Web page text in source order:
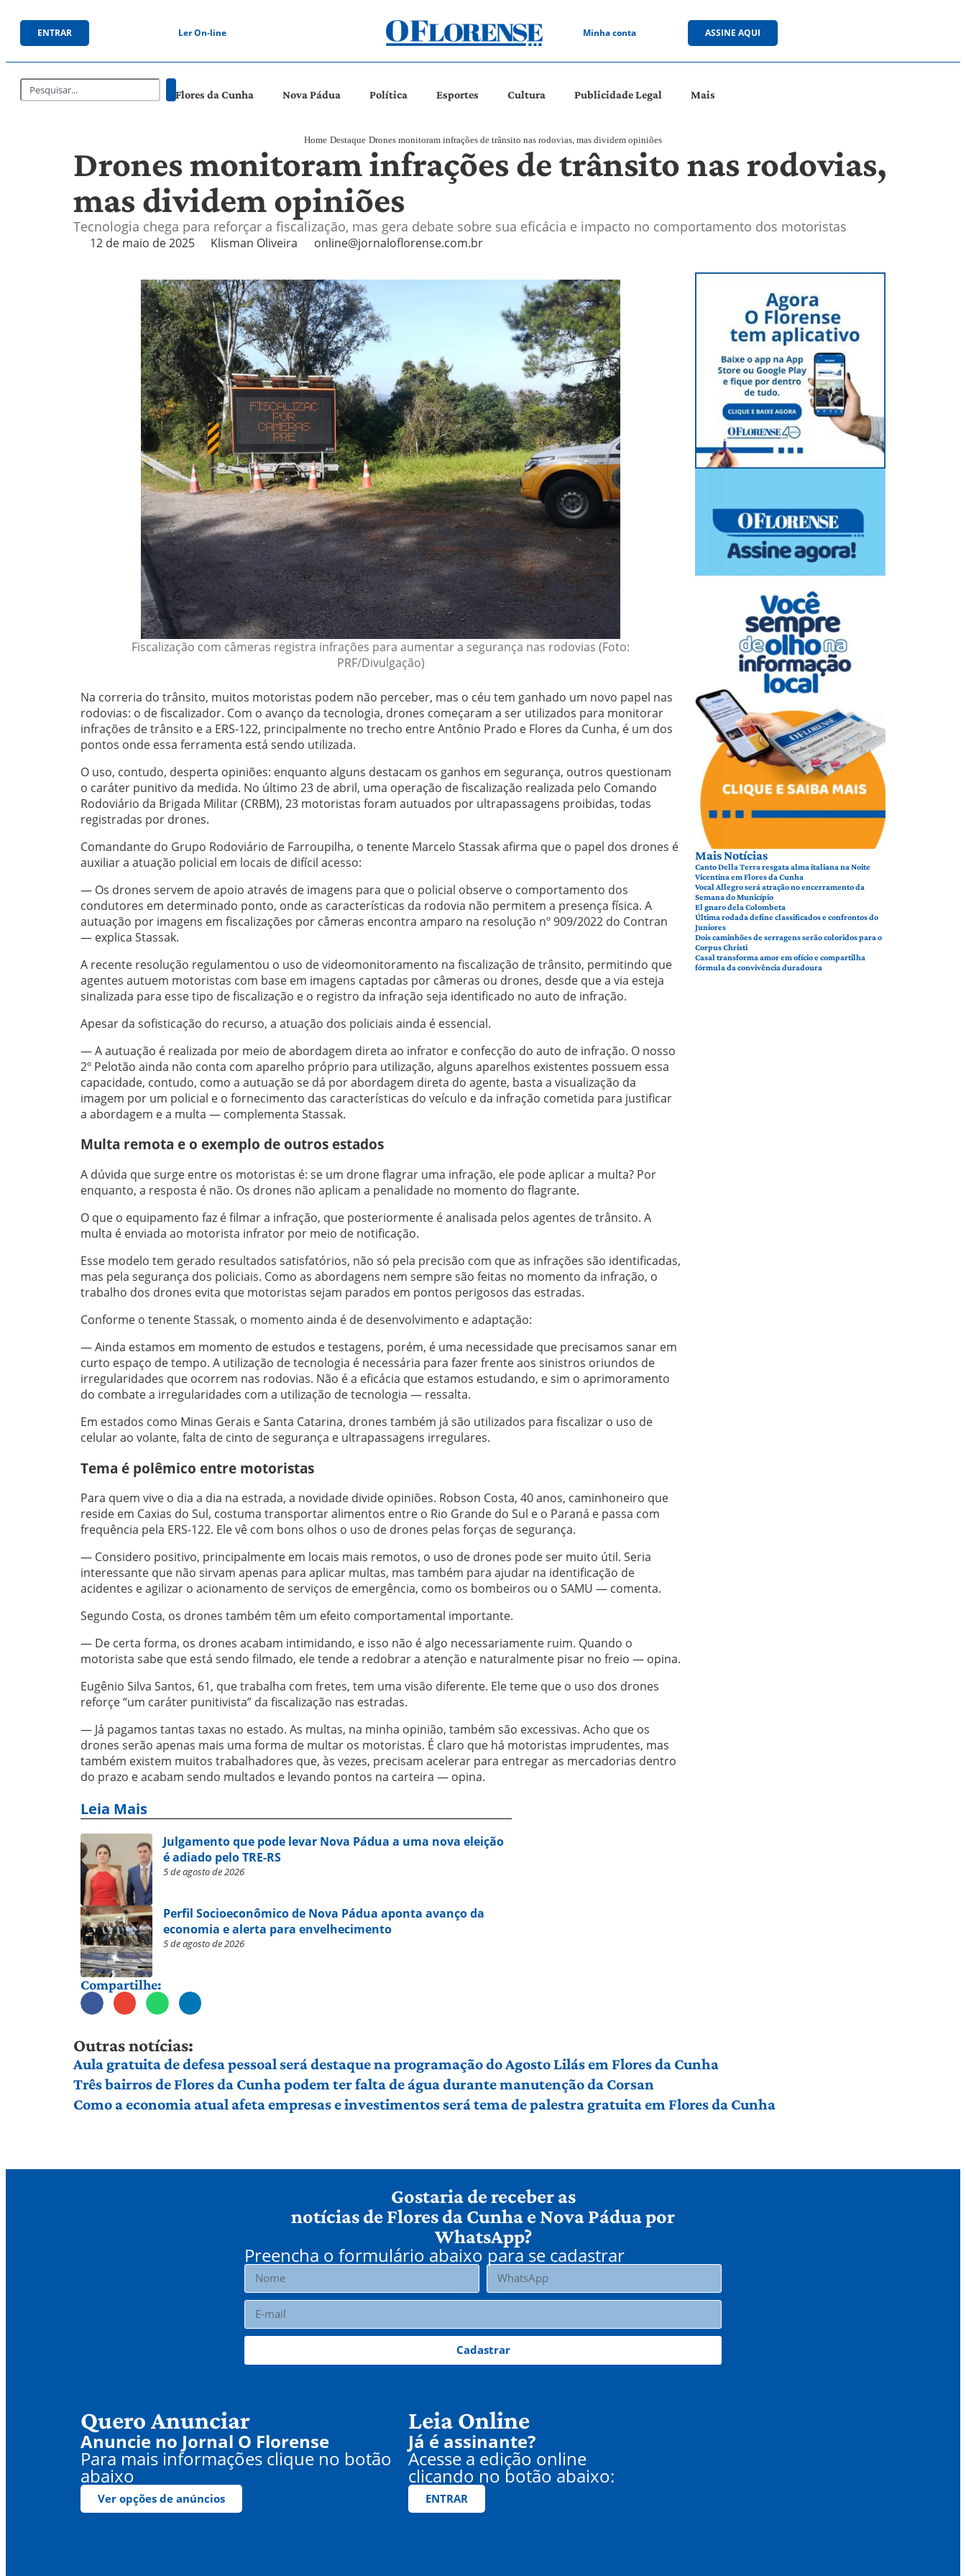
ENTRAR Ler On-line Minha conta ASSINE AQUI
Flores da Cunha Nova Pádua Política Esportes Cultura Publicidade Legal Mais
Home Destaque Drones monitoram infrações de trânsito nas rodovias, mas dividem opiniões
Drones monitoram infrações de trânsito nas rodovias,
mas dividem opiniões
Tecnologia chega para reforçar a fiscalização, mas gera debate sobre sua eficácia e impacto no comportamento dos motoristas
12 de maio de 2025 Klisman Oliveira online@jornaloflorense.com.br
Fiscalização com câmeras registra infrações para aumentar a segurança nas rodovias (Foto:
PRF/Divulgação)
Na correria do trânsito, muitos motoristas podem não perceber, mas o céu tem ganhado um novo papel nas
rodovias: o de fiscalizador. Com o avanço da tecnologia, drones começaram a ser utilizados para monitorar
infrações de trânsito e a ERS-122, principalmente no trecho entre Antônio Prado e Flores da Cunha, é um dos
pontos onde essa ferramenta está sendo utilizada.
O uso, contudo, desperta opiniões: enquanto alguns destacam os ganhos em segurança, outros questionam
o caráter punitivo da medida. No último 23 de abril, uma operação de fiscalização realizada pelo Comando
Rodoviário da Brigada Militar (CRBM), 23 motoristas foram autuados por ultrapassagens proibidas, todas
registradas por drones.
Comandante do Grupo Rodoviário de Farroupilha, o tenente Marcelo Stassak afirma que o papel dos drones é
auxiliar a atuação policial em locais de difícil acesso:
— Os drones servem de apoio através de imagens para que o policial observe o comportamento dos
condutores em determinado ponto, onde as características da rodovia não permitem a presença física. A
autuação por imagens em fiscalizações por câmeras encontra amparo na resolução nº 909/2022 do Contran
— explica Stassak.
A recente resolução regulamentou o uso de videomonitoramento na fiscalização de trânsito, permitindo que
agentes autuem motoristas com base em imagens captadas por câmeras ou drones, desde que a via esteja
sinalizada para esse tipo de fiscalização e o registro da infração seja identificado no auto de infração.
Apesar da sofisticação do recurso, a atuação dos policiais ainda é essencial.
— A autuação é realizada por meio de abordagem direta ao infrator e confecção do auto de infração. O nosso
2º Pelotão ainda não conta com aparelho próprio para utilização, alguns aparelhos existentes possuem essa
capacidade, contudo, como a autuação se dá por abordagem direta do agente, basta a visualização da
imagem por um policial e o fornecimento das características do veículo e da infração cometida para justificar
a abordagem e a multa — complementa Stassak.
Multa remota e o exemplo de outros estados
A dúvida que surge entre os motoristas é: se um drone flagrar uma infração, ele pode aplicar a multa? Por
enquanto, a resposta é não. Os drones não aplicam a penalidade no momento do flagrante.
O que o equipamento faz é filmar a infração, que posteriormente é analisada pelos agentes de trânsito. A
multa é enviada ao motorista infrator por meio de notificação.
Esse modelo tem gerado resultados satisfatórios, não só pela precisão com que as infrações são identificadas,
mas pela segurança dos policiais. Como as abordagens nem sempre são feitas no momento da infração, o
trabalho dos drones evita que motoristas sejam parados em pontos perigosos das estradas.
Conforme o tenente Stassak, o momento ainda é de desenvolvimento e adaptação:
— Ainda estamos em momento de estudos e testagens, porém, é uma necessidade que precisamos sanar em
curto espaço de tempo. A utilização de tecnologia é necessária para fazer frente aos sinistros oriundos de
irregularidades que ocorrem nas rodovias. Não é a eficácia que estamos estudando, e sim o aprimoramento
do combate a irregularidades com a utilização de tecnologia — ressalta.
Em estados como Minas Gerais e Santa Catarina, drones também já são utilizados para fiscalizar o uso de
celular ao volante, falta de cinto de segurança e ultrapassagens irregulares.
Tema é polêmico entre motoristas
Para quem vive o dia a dia na estrada, a novidade divide opiniões. Robson Costa, 40 anos, caminhoneiro que
reside em Caxias do Sul, costuma transportar alimentos entre o Rio Grande do Sul e o Paraná e passa com
frequência pela ERS-122. Ele vê com bons olhos o uso de drones pelas forças de segurança.
— Considero positivo, principalmente em locais mais remotos, o uso de drones pode ser muito útil. Seria
interessante que não sirvam apenas para aplicar multas, mas também para ajudar na identificação de
acidentes e agilizar o acionamento de serviços de emergência, como os bombeiros ou o SAMU — comenta.
Segundo Costa, os drones também têm um efeito comportamental importante.
— De certa forma, os drones acabam intimidando, e isso não é algo necessariamente ruim. Quando o
motorista sabe que está sendo filmado, ele tende a redobrar a atenção e naturalmente pisar no freio — opina.
Eugênio Silva Santos, 61, que trabalha com fretes, tem uma visão diferente. Ele teme que o uso dos drones
reforçe “um caráter punitivista” da fiscalização nas estradas.
— Já pagamos tantas taxas no estado. As multas, na minha opinião, também são excessivas. Acho que os
drones serão apenas mais uma forma de multar os motoristas. É claro que há motoristas imprudentes, mas
também existem muitos trabalhadores que, às vezes, precisam acelerar para entregar as mercadorias dentro
do prazo e acabam sendo multados e levando pontos na carteira — opina.
Leia Mais
Julgamento que pode levar Nova Pádua a uma nova eleição
é adiado pelo TRE-RS
5 de agosto de 2026
Perfil Socioeconômico de Nova Pádua aponta avanço da
economia e alerta para envelhecimento
5 de agosto de 2026
Compartilhe:
Mais Notícias
Canto Della Terra resgata alma italiana na Noite
Vicentina em Flores da Cunha
Vocal Allegro será atração no encerramento da
Semana do Município
El gnaro dela Colombeta
Última rodada define classificados e confrontos do
Juniores
Dois caminhões de serragens serão coloridos para o
Corpus Christi
Casal transforma amor em ofício e compartilha
fórmula da convivência duradoura
Outras notícias:
Aula gratuita de defesa pessoal será destaque na programação do Agosto Lilás em Flores da Cunha
Três bairros de Flores da Cunha podem ter falta de água durante manutenção da Corsan
Como a economia atual afeta empresas e investimentos será tema de palestra gratuita em Flores da Cunha
Gostaria de receber as
notícias de Flores da Cunha e Nova Pádua por
WhatsApp?
Preencha o formulário abaixo para se cadastrar
Cadastrar
Quero Anunciar
Anuncie no Jornal O Florense
Para mais informações clique no botão
abaixo
Ver opções de anúncios
Leia Online
Já é assinante?
Acesse a edição online
clicando no botão abaixo:
ENTRAR